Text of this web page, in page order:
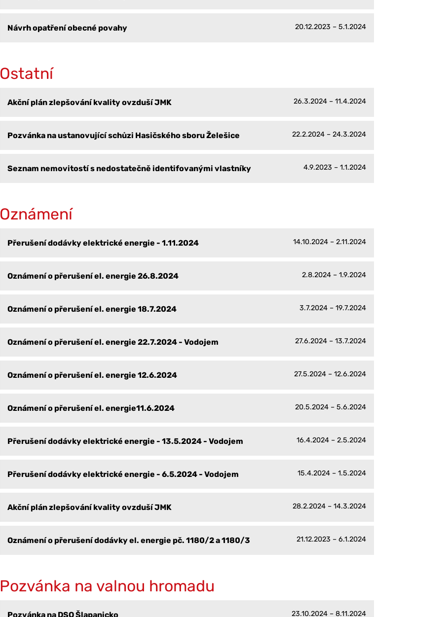
Návrh opatření obecné povahy 20.12.2023 – 5.1.2024
Ostatní
Akční plán zlepšování kvality ovzduší JMK 26.3.2024 – 11.4.2024
Pozvánka na ustanovující schůzi Hasičského sboru Želešice 22.2.2024 – 24.3.2024
Seznam nemovitostí s nedostatečně identifovanými vlastníky 4.9.2023 – 1.1.2024
Oznámení
Přerušení dodávky elektrické energie - 1.11.2024 14.10.2024 – 2.11.2024
Oznámení o přerušení el. energie 26.8.2024 2.8.2024 – 1.9.2024
Oznámení o přerušení el. energie 18.7.2024 3.7.2024 – 19.7.2024
Oznámení o přerušení el. energie 22.7.2024 - Vodojem 27.6.2024 – 13.7.2024
Oznámení o přerušení el. energie 12.6.2024 27.5.2024 – 12.6.2024
Oznámení o přerušení el. energie11.6.2024 20.5.2024 – 5.6.2024
Přerušení dodávky elektrické energie - 13.5.2024 - Vodojem 16.4.2024 – 2.5.2024
Přerušení dodávky elektrické energie - 6.5.2024 - Vodojem 15.4.2024 – 1.5.2024
Akční plán zlepšování kvality ovzduší JMK 28.2.2024 – 14.3.2024
Oznámení o přerušení dodávky el. energie pč. 1180/2 a 1180/3 21.12.2023 – 6.1.2024
Pozvánka na valnou hromadu
Pozvánka na DSO Šlapanicko 23.10.2024 – 8.11.2024